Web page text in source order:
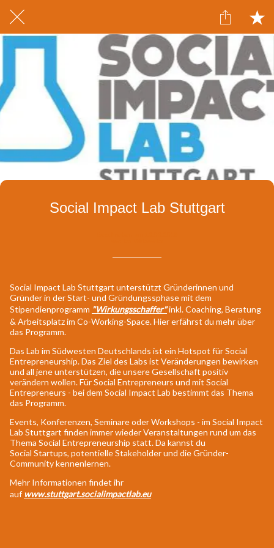
Social Impact Lab Stuttgart
Social Impact Lab Stuttgart unterstützt Gründerinnen und
Gründer in der Start- und Gründungssphase mit dem
Stipendienprogramm "Wirkungsschaffer"inkl. Coaching, Beratung
& Arbeitsplatz im Co-Working-Space. Hier erfährst du mehr über
das Programm.
Das Lab im Südwesten Deutschlands ist ein Hotspot für Social
Entrepreneurship. Das Ziel des Labs ist Veränderungen bewirken
und all jene unterstützen, die unsere Gesellschaft positiv
verändern wollen. Für Social Entrepreneurs und mit Social
Entrepreneurs - bei dem Social Impact Lab bestimmt das Thema
das Programm.
Events, Konferenzen, Seminare oder Workshops - im Social Impact
Lab Stuttgart finden immer wieder Veranstaltungen rund um das
Thema Social Entrepreneurship statt. Da kannst du
Social Startups, potentielle Stakeholder und die Gründer-
Community kennenlernen.
Mehr Informationen findet ihr
auf www.stuttgart.socialimpactlab.eu